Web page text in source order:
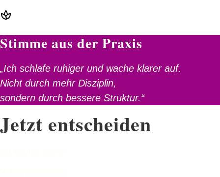
Stimme aus der Praxis
„Ich schlafe ruhiger und wache klarer auf.
Nicht durch mehr Disziplin,
sondern durch bessere Struktur.“
Jetzt entscheiden